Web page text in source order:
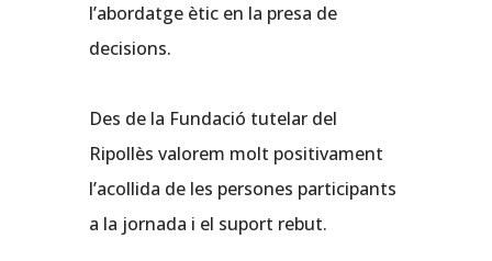
l’abordatge ètic en la presa de
decisions.
Des de la Fundació tutelar del
Ripollès valorem molt positivament
l’acollida de les persones participants
a la jornada i el suport rebut.